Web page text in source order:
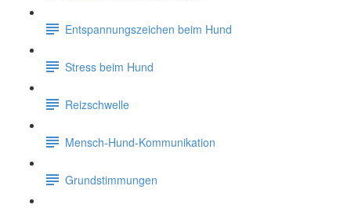
Entspannungszeichen beim Hund
Stress beim Hund
Reizschwelle
Mensch-Hund-Kommunikation
Grundstimmungen